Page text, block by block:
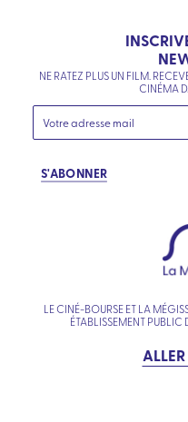
NE RATEZ PLUS UN FILM.
CINÉMA
S'ABONNER
LE CINÉ-BOURSE ET LA
ÉTABLISSEMENT
ALLER